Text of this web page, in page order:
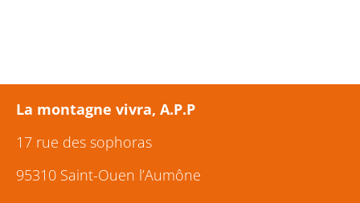
La montagne vivra, A.P.P
17 rue des sophoras
95310 Saint-Ouen l’Aumône